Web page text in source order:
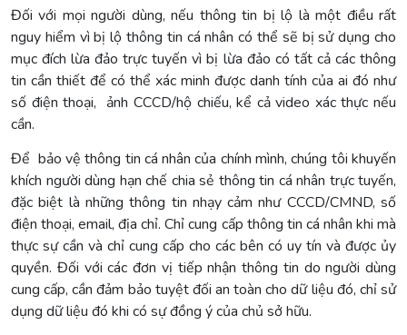
Đối với mọi người dùng, nếu thông tin bị lộ là một điều rất
nguy hiểm vì bị lộ thông tin cá nhân có thể sẽ bị sử dụng cho
mục đích lừa đảo trực tuyến vì bị lừa đảo có tất cả các thông
tin cần thiết để có thể xác minh được danh tính của ai đó như
số điện thoại, ảnh CCCD/hộ chiếu, kể cả video xác thực nếu
cần.
Để bảo vệ thông tin cá nhân của chính mình, chúng tôi khuyến
khích người dùng hạn chế chia sẻ thông tin cá nhân trực tuyến,
đặc biệt là những thông tin nhạy cảm như CCCD/CMND, số
điện thoại, email, địa chỉ. Chỉ cung cấp thông tin cá nhân khi mà
thực sự cần và chỉ cung cấp cho các bên có uy tín và được ủy
quyền. Đối với các đơn vị tiếp nhận thông tin do người dùng
cung cấp, cần đảm bảo tuyệt đối an toàn cho dữ liệu đó, chỉ sử
dụng dữ liệu đó khi có sự đồng ý của chủ sở hữu.